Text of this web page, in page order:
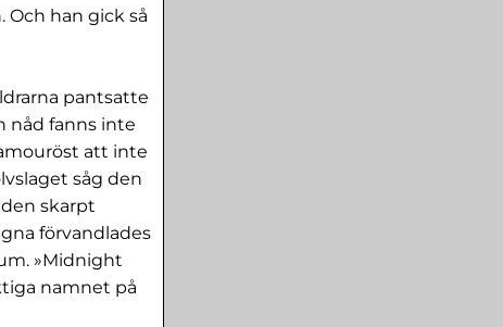
Och han gick så
pantsatte
nåd fanns inte
att inte
såg den
skarpt
förvandlades
»Midnight
namnet på